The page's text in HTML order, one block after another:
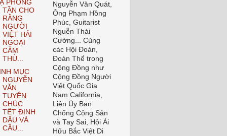
PHONG
TẦN CHO
RẰNG
NGƯỜI
VIỆT HẢI
NGOẠI
CĂM
THÙ...
MỤC
NGUYỄN
VĂN
TUYÊN
CHÚC
TẾT ĐINH
DẬU VÀ
CẦU...
Nguyễn Văn Quát,
Ông Phạm Hồng
Phúc, Guitarist
Nguễn Thái
Cường... Cùng
các Hội Đoàn,
Đoàn Thể trong
Cộng Đồng như
Cộng Đồng Người
Việt Quốc Gia
Nam California,
Liên Ủy Ban
Chống Cộng Sản
và Tay Sai, Hội Ái
Hữu Bắc Việt Di